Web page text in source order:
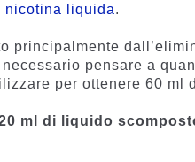
nicotina liquida.
principalmente
pensare a
per ottenere 60 ml
ml di liquido